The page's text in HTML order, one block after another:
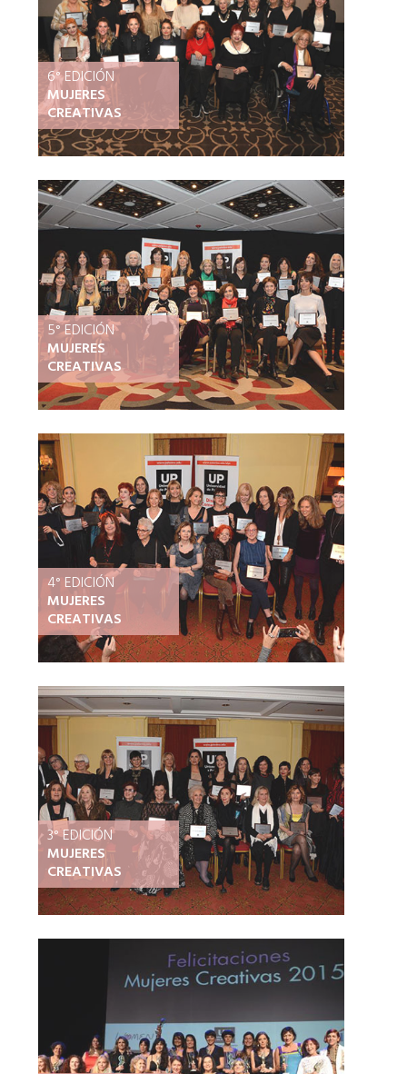
6° EDICIÓN
MUJERES
CREATIVAS
5° EDICIÓN
MUJERES
CREATIVAS
4° EDICIÓN
MUJERES
CREATIVAS
3° EDICIÓN
MUJERES
CREATIVAS